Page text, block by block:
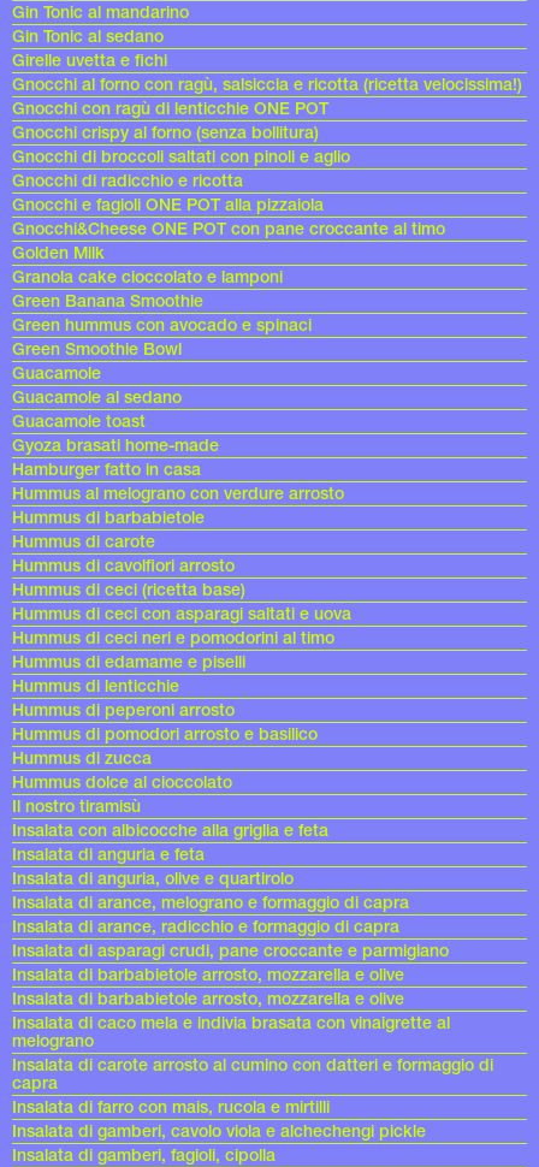
Gin Tonic al mandarino
Gin Tonic al sedano
Girelle uvetta e fichi
Gnocchi al forno con ragù, salsiccia e ricotta (ricetta velocissima!)
Gnocchi con ragù di lenticchie ONE POT
Gnocchi crispy al forno (senza bollitura)
Gnocchi di broccoli saltati con pinoli e aglio
Gnocchi di radicchio e ricotta
Gnocchi e fagioli ONE POT alla pizzaiola
Gnocchi&Cheese ONE POT con pane croccante al timo
Golden Milk
Granola cake cioccolato e lamponi
Green Banana Smoothie
Green hummus con avocado e spinaci
Green Smoothie Bowl
Guacamole
Guacamole al sedano
Guacamole toast
Gyoza brasati home-made
Hamburger fatto in casa
Hummus al melograno con verdure arrosto
Hummus di barbabietole
Hummus di carote
Hummus di cavolfiori arrosto
Hummus di ceci (ricetta base)
Hummus di ceci con asparagi saltati e uova
Hummus di ceci neri e pomodorini al timo
Hummus di edamame e piselli
Hummus di lenticchie
Hummus di peperoni arrosto
Hummus di pomodori arrosto e basilico
Hummus di zucca
Hummus dolce al cioccolato
Il nostro tiramisù
Insalata con albicocche alla griglia e feta
Insalata di anguria e feta
Insalata di anguria, olive e quartirolo
Insalata di arance, melograno e formaggio di capra
Insalata di arance, radicchio e formaggio di capra
Insalata di asparagi crudi, pane croccante e parmigiano
Insalata di barbabietole arrosto, mozzarella e olive
Insalata di barbabietole arrosto, mozzarella e olive
Insalata di caco mela e indivia brasata con vinaigrette al
melograno
Insalata di carote arrosto al cumino con datteri e formaggio di
capra
Insalata di farro con mais, rucola e mirtilli
Insalata di gamberi, cavolo viola e alchechengi pickle
Insalata di gamberi, fagioli, cipolla